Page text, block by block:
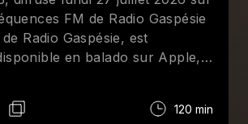
FM de Radio Gaspésie
Radio Gaspésie, est
en balado sur Apple,
Jean-François Kelly reçoit
de l'émission : Giancarlo120 min